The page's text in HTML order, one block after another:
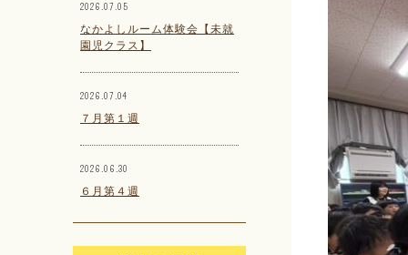
2026.07.05
なかよしルーム体験会【未就
園児クラス】
2026.07.04
７月第１週
2026.06.30
６月第４週